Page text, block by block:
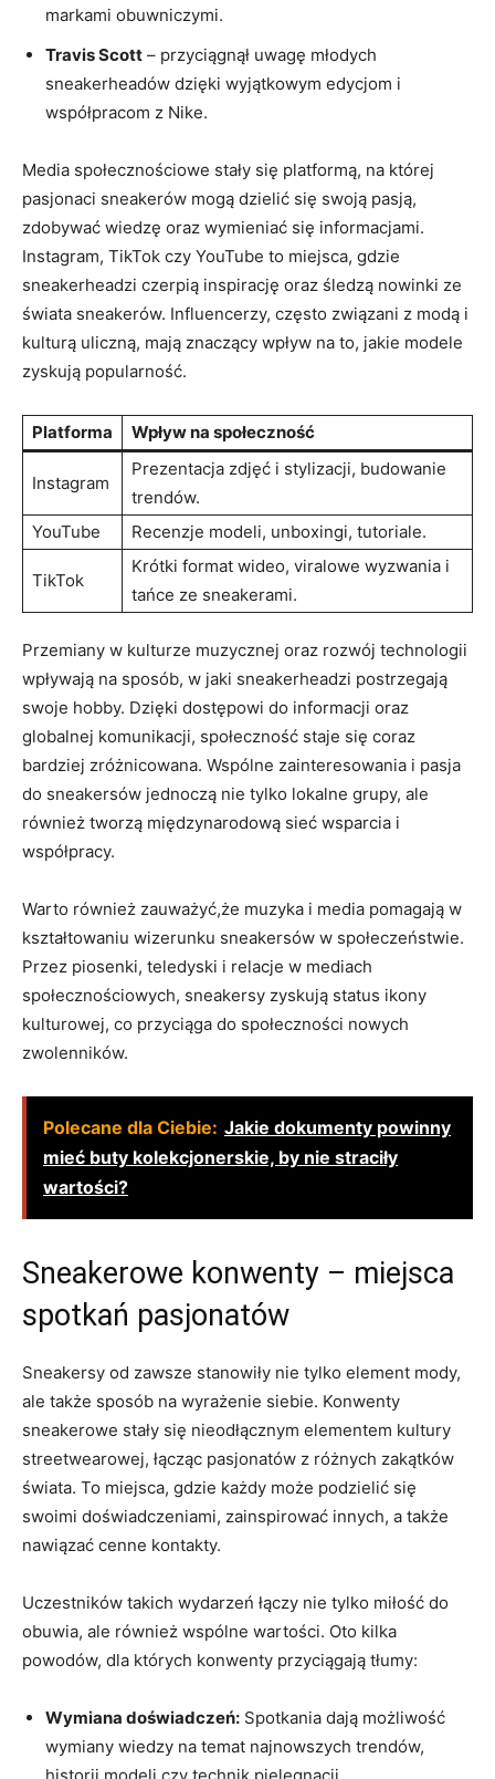
markami obuwniczymi.
Travis Scott – przyciągnął uwagę młodych
sneakerheadów dzięki wyjątkowym edycjom i
współpracom z Nike.
Media społecznościowe stały się platformą, na której
pasjonaci sneakerów mogą dzielić się swoją pasją,
zdobywać wiedzę oraz wymieniać się informacjami.
Instagram, TikTok czy YouTube to miejsca, gdzie
sneakerheadzi czerpią inspirację oraz śledzą nowinki ze
świata sneakerów. Influencerzy, często związani z modą i
kulturą uliczną, mają znaczący wpływ na to, jakie modele
zyskują popularność.
Platforma Wpływ na społeczność
Instagram
Prezentacja zdjęć i stylizacji, budowanie
trendów.
YouTube
Recenzje modeli, unboxingi, tutoriale.
TikTok
Krótki format wideo, viralowe wyzwania i
tańce ze sneakerami.
Przemiany w kulturze muzycznej oraz rozwój technologii
wpływają na sposób, w jaki sneakerheadzi postrzegają
swoje hobby. Dzięki dostępowi do informacji oraz
globalnej komunikacji, społeczność staje się coraz
bardziej zróżnicowana. Wspólne zainteresowania i pasja
do sneakersów jednoczą nie tylko lokalne grupy, ale
również tworzą międzynarodową sieć wsparcia i
współpracy.
Warto również zauważyć,że muzyka i media pomagają w
kształtowaniu wizerunku sneakersów w społeczeństwie.
Przez piosenki, teledyski i relacje w mediach
społecznościowych, sneakersy zyskują status ikony
kulturowej, co przyciąga do społeczności nowych
zwolenników.
Polecane dla Ciebie: Jakie dokumenty powinny
mieć buty kolekcjonerskie, by nie straciły
wartości?
Sneakerowe konwenty – miejsca
spotkań pasjonatów
Sneakersy od zawsze stanowiły nie tylko element mody,
ale także sposób na wyrażenie siebie. Konwenty
sneakerowe stały się nieodłącznym elementem kultury
streetwearowej, łącząc pasjonatów z różnych zakątków
świata. To miejsca, gdzie każdy może podzielić się
swoimi doświadczeniami, zainspirować innych, a także
nawiązać cenne kontakty.
Uczestników takich wydarzeń łączy nie tylko miłość do
obuwia, ale również wspólne wartości. Oto kilka
powodów, dla których konwenty przyciągają tłumy:
Wymiana doświadczeń: Spotkania dają możliwość
wymiany wiedzy na temat najnowszych trendów,